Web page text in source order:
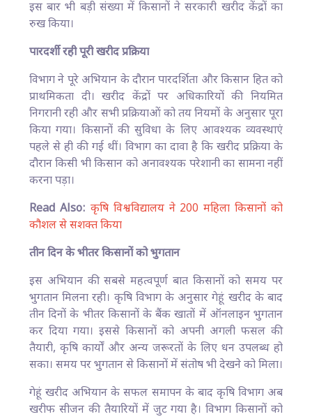
इस बार भी बड़ी संख्या में किसानों ने सरकारी खरीद केंद्रों का
रुख किया।
पारदर्शी रही पूरी खरीद प्रक्रिया
विभाग ने पूरे अभियान के दौरान पारदर्शिता और किसान हित को
प्राथमिकता दी। खरीद केंद्रों पर अधिकारियों की नियमित
निगरानी रही और सभी प्रक्रियाओं को तय नियमों के अनुसार पूरा
किया गया। किसानों की सुविधा के लिए आवश्यक व्यवस्थाएं
पहले से ही की गई थीं। विभाग का दावा है कि खरीद प्रक्रिया के
दौरान किसी भी किसान को अनावश्यक परेशानी का सामना नहीं
करना पड़ा।
Read Also: कृषि विश्वविद्यालय ने 200 महिला किसानों को
कौशल से सशक्त किया
तीन दिन के भीतर किसानों को भुगतान
इस अभियान की सबसे महत्वपूर्ण बात किसानों को समय पर
भुगतान मिलना रही। कृषि विभाग के अनुसार गेहूं खरीद के बाद
तीन दिनों के भीतर किसानों के बैंक खातों में ऑनलाइन भुगतान
कर दिया गया। इससे किसानों को अपनी अगली फसल की
तैयारी, कृषि कार्यों और अन्य जरूरतों के लिए धन उपलब्ध हो
सका। समय पर भुगतान से किसानों में संतोष भी देखने को मिला।
गेहूं खरीद अभियान के सफल समापन के बाद कृषि विभाग अब
खरीफ सीजन की तैयारियों में जुट गया है। विभाग किसानों को